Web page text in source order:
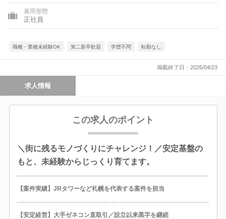
雇用形態
正社員
職種・業種未経験OK 第二新卒歓迎 学歴不問 転勤なし
掲載終了日：2026/04/23
求人情報
この求人のポイント
＼街に残るモノづくりにチャレンジ！／安定基盤の
もと、未経験からじっくり育てます。
【案件実績】JRタワーなど札幌を代表する案件を担当
【安定経営】大手ゼネコン直取引／設立以来黒字を継続